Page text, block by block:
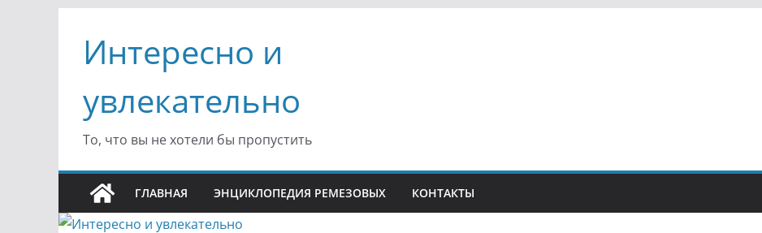
содержимому
Интересно и
увлекательно
То, что вы не хотели бы пропустить
ГЛАВНАЯ ЭНЦИКЛОПЕДИЯ РЕМЕЗОВЫХ КОНТАКТЫ